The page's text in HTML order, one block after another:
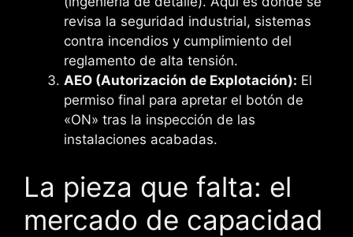
revisa la seguridad industrial, sistemas
contra incendios y cumplimiento del
reglamento de alta tensión.
AEO (Autorización de Explotación): El
permiso final para apretar el botón de
«ON» tras la inspección de las
instalaciones acabadas.
La pieza que falta: el
mercado de capacidad